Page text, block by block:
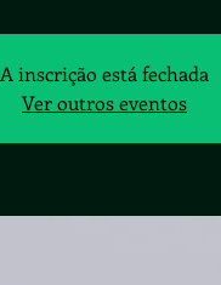
A inscrição está fechada
Ver outros eventos